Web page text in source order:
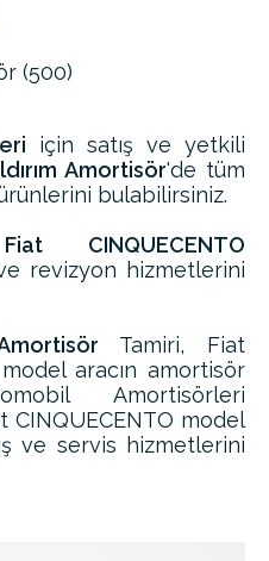
(500)
için satış ve yetkili
Amortisör'de tüm
bulabilirsiniz.
Fiat CINQUECENTO
revizyon hizmetlerini
Tamiri, Fiat
aracın amortisör
Amortisörleri
model
ve servis hizmetlerini